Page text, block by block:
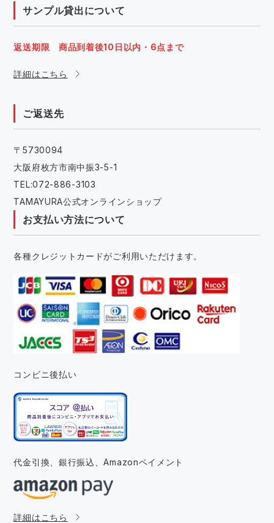
サンプル貸出について
返送期限 商品到着後10日以内・6点まで
詳細はこちら
ご返送先
〒5730094
大阪府枚方市南中振3-5-1
TEL:072-886-3103
TAMAYURA公式オンラインショップ
お支払い方法について
各種クレジットカードがご利用いただけます。
コンビニ後払い
代金引換、銀行振込、Amazonペイメント
詳細はこちら